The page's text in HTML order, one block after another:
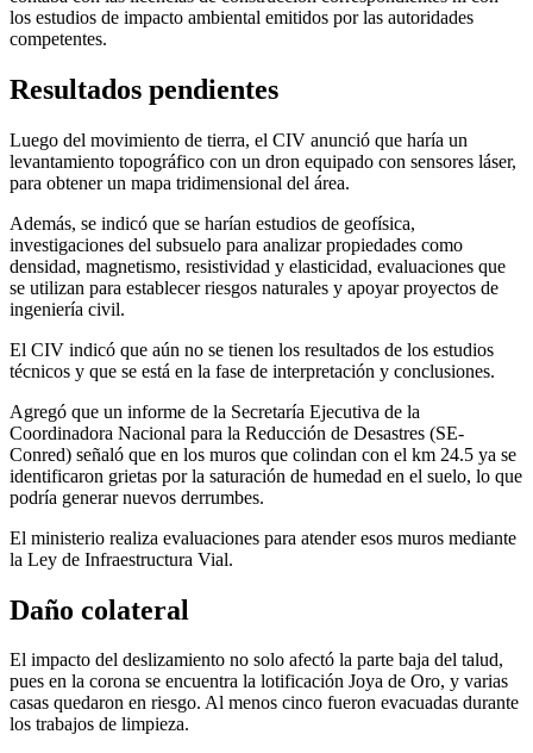
los estudios de impacto ambiental emitidos por las autoridades
competentes.
Resultados pendientes
Luego del movimiento de tierra, el CIV anunció que haría un
levantamiento topográfico con un dron equipado con sensores láser,
para obtener un mapa tridimensional del área.
Además, se indicó que se harían estudios de geofísica,
investigaciones del subsuelo para analizar propiedades como
densidad, magnetismo, resistividad y elasticidad, evaluaciones que
se utilizan para establecer riesgos naturales y apoyar proyectos de
ingeniería civil.
El CIV indicó que aún no se tienen los resultados de los estudios
técnicos y que se está en la fase de interpretación y conclusiones.
Agregó que un informe de la Secretaría Ejecutiva de la
Coordinadora Nacional para la Reducción de Desastres (SE-
Conred) señaló que en los muros que colindan con el km 24.5 ya se
identificaron grietas por la saturación de humedad en el suelo, lo que
podría generar nuevos derrumbes.
El ministerio realiza evaluaciones para atender esos muros mediante
la Ley de Infraestructura Vial.
Daño colateral
El impacto del deslizamiento no solo afectó la parte baja del talud,
pues en la corona se encuentra la lotificación Joya de Oro, y varias
casas quedaron en riesgo. Al menos cinco fueron evacuadas durante
los trabajos de limpieza.